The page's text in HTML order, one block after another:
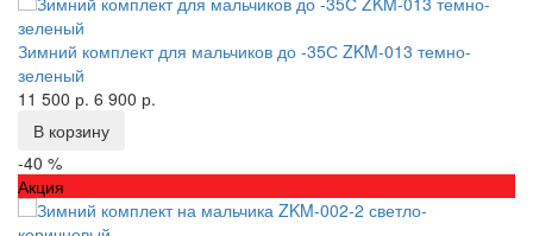
Зимний комплект для мальчиков до -35С ZKM-013 темно-
зеленый
11 500 р. 6 900 р.
В корзину
-40 %
Акция